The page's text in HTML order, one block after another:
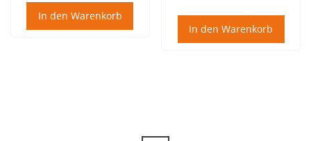
In den Warenkorb
In den Warenkorb